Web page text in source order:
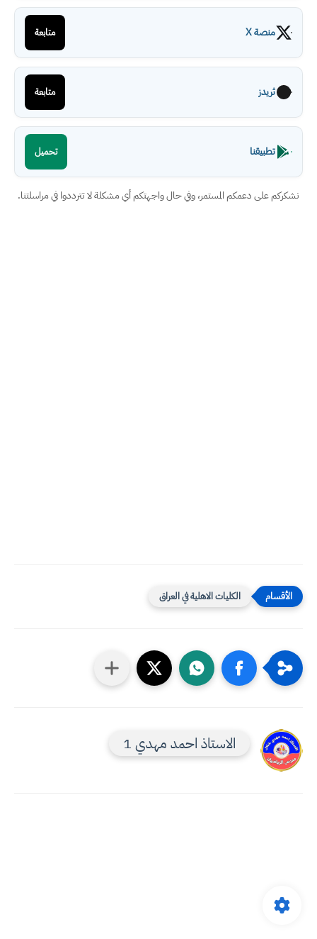
منصة X متابعة
ثريدز متابعة
تطبيقنا تحميل
نشكركم على دعمكم المستمر، وفي حال واجهتكم أي مشكلة لا تترددوا في مراسلتنا.
الكليات الاهلية في العراق
الاستاذ احمد مهدي 1